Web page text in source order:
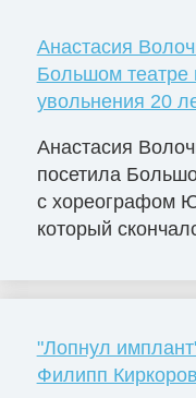
Анастасия
Большом театре
увольнения 20
Анастасия
посетила
с хореографом
который
"Лопнул
Филипп